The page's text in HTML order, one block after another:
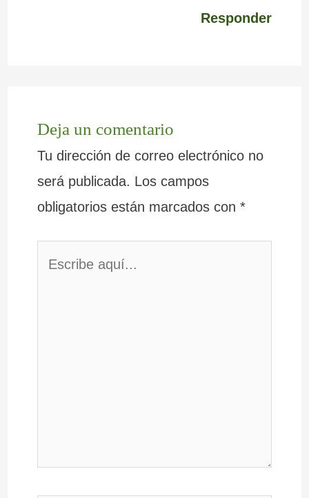
Responder
Deja un comentario
Tu dirección de correo electrónico no
será publicada. Los campos
obligatorios están marcados con *